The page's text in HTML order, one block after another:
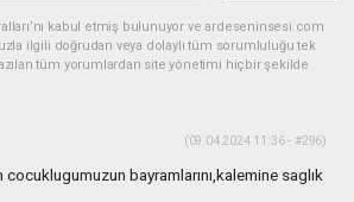
kabul etmiş bulunuyor ve ardeseninsesi.com
ilgili doğrudan veya dolaylı tüm sorumluluğu tek
tüm yorumlardan site yönetimi hiçbir şekilde
(09.04.2024 11:36 - #296)
cocuklugumuzun bayramlarını,kalemine saglık